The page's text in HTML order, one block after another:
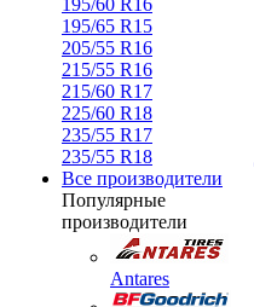
195/65 R15
205/55 R16
215/55 R16
215/60 R17
225/60 R18
235/55 R17
235/55 R18
Все производители
Популярные
производители
Antares